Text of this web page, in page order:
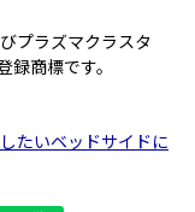
プラズマクラスタ
商標です。
たいベッドサイドに